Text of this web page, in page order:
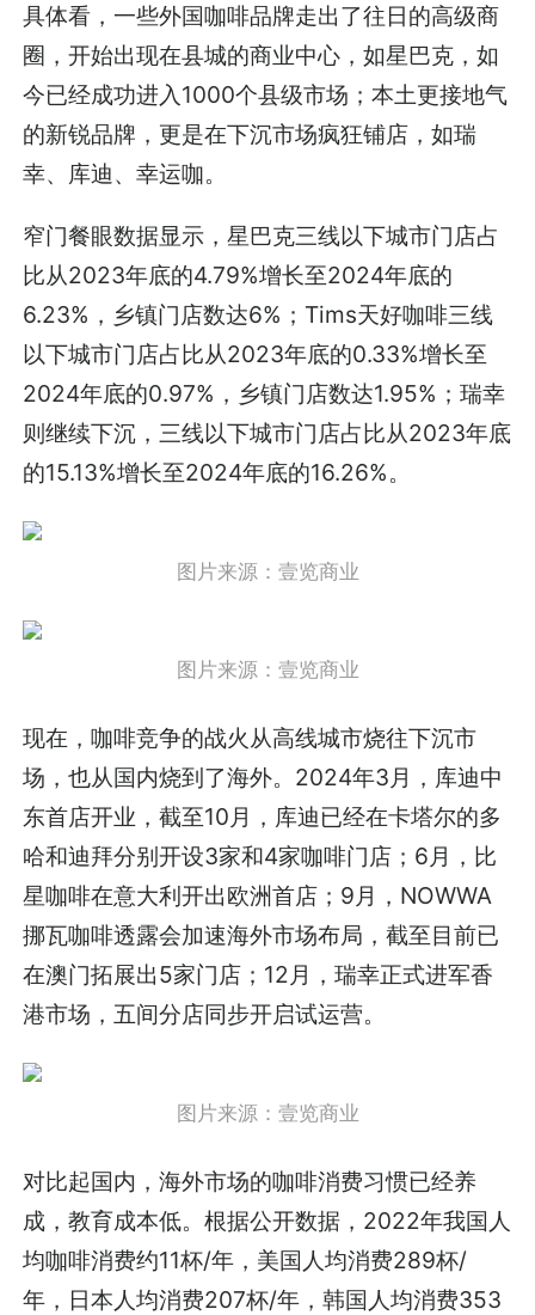
具体看，一些外国咖啡品牌走出了往日的高级商
圈，开始出现在县城的商业中心，如星巴克，如
今已经成功进入1000个县级市场；本土更接地气
的新锐品牌，更是在下沉市场疯狂铺店，如瑞
幸、库迪、幸运咖。
窄门餐眼数据显示，星巴克三线以下城市门店占
比从2023年底的4.79%增长至2024年底的
6.23%，乡镇门店数达6%；Tims天好咖啡三线
以下城市门店占比从2023年底的0.33%增长至
2024年底的0.97%，乡镇门店数达1.95%；瑞幸
则继续下沉，三线以下城市门店占比从2023年底
的15.13%增长至2024年底的16.26%。
图片来源：壹览商业
图片来源：壹览商业
现在，咖啡竞争的战火从高线城市烧往下沉市
场，也从国内烧到了海外。2024年3月，库迪中
东首店开业，截至10月，库迪已经在卡塔尔的多
哈和迪拜分别开设3家和4家咖啡门店；6月，比
星咖啡在意大利开出欧洲首店；9月，NOWWA
挪瓦咖啡透露会加速海外市场布局，截至目前已
在澳门拓展出5家门店；12月，瑞幸正式进军香
港市场，五间分店同步开启试运营。
图片来源：壹览商业
对比起国内，海外市场的咖啡消费习惯已经养
成，教育成本低。根据公开数据，2022年我国人
均咖啡消费约11杯/年，美国人均消费289杯/
年，日本人均消费207杯/年，韩国人均消费353